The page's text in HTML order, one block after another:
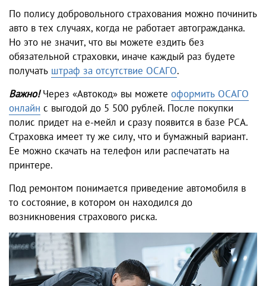
По полису добровольного страхования можно починить
авто в тех случаях, когда не работает автогражданка.
Но это не значит, что вы можете ездить без
обязательной страховки, иначе каждый раз будете
получать штраф за отсутствие ОСАГО.
Важно!Через «Автокод» вы можете оформить ОСАГО
онлайн с выгодой до 5 500 рублей. После покупки
полис придет на е-мейл и сразу появится в базе РСА.
Страховка имеет ту же силу, что и бумажный вариант.
Ее можно скачать на телефон или распечатать на
принтере.
Под ремонтом понимается приведение автомобиля в
то состояние, в котором он находился до
возникновения страхового риска.